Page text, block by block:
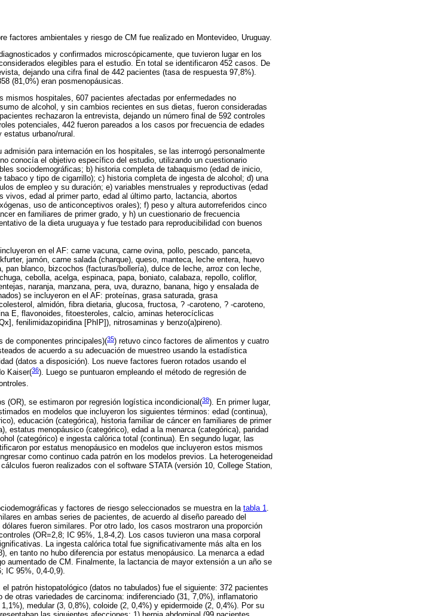
factores ambientales y riesgo de CM fue realizado en Montevideo, Uruguay.
y confirmados microscópicamente, que tuvieron lugar en los
elegibles para el estudio. En total se identificaron 452 casos. De
dejando una cifra final de 442 pacientes (tasa de respuesta 97,8%).
(81,0%) eran posmenopáusicas.
mismos hospitales, 607 pacientes afectadas por enfermedades no
de alcohol, y sin cambios recientes en sus dietas, fueron consideradas
rechazaron la entrevista, dejando un número final de 592 controles
potenciales, 442 fueron pareados a los casos por frecuencia de edades
estatus urbano/rural.
para internación en los hospitales, se las interrogó personalmente
conocía el objetivo específico del estudio, utilizando un cuestionario
sociodemográficas; b) historia completa de tabaquismo (edad de inicio,
y tipo de cigarrillo); c) historia completa de ingesta de alcohol; d) una
de empleo y su duración; e) variables menstruales y reproductivas (edad
vivos, edad al primer parto, edad al último parto, lactancia, abortos
uso de anticonceptivos orales); f) peso y altura autorreferidos cinco
en familiares de primer grado, y h) un cuestionario de frecuencia
de la dieta uruguaya y fue testado para reproducibilidad con buenos
en el AF: carne vacuna, carne ovina, pollo, pescado, panceta,
jamón, carne salada (charque), queso, manteca, leche entera, huevo
pan blanco, bizcochos (facturas/bollería), dulce de leche, arroz con leche,
cebolla, acelga, espinaca, papa, boniato, calabaza, repollo, coliflor,
naranja, manzana, pera, uva, durazno, banana, higo y ensalada de
se incluyeron en el AF: proteínas, grasa saturada, grasa
almidón, fibra dietaria, glucosa, fructosa, ? -caroteno, ? -caroteno,
E, flavonoides, fitoesteroles, calcio, aminas heterocíclicas
fenilimidazopiridina [PhIP]), nitrosaminas y benzo(a)pireno).
de componentes principales)(35) retuvo cinco factores de alimentos y cuatro
de acuerdo a su adecuación de muestreo usando la estadística
(datos a disposición). Los nueve factores fueron rotados usando el
Kaiser(36). Luego se puntuaron empleando el método de regresión de
(OR), se estimaron por regresión logística incondicional(38). En primer lugar,
en modelos que incluyeron los siguientes términos: edad (continua),
educación (categórica), historia familiar de cáncer en familiares de primer
estatus menopáusico (categórico), edad a la menarca (categórica), paridad
(categórico) e ingesta calórica total (continua). En segundo lugar, las
por estatus menopáusico en modelos que incluyeron estos mismos
como continuo cada patrón en los modelos previos. La heterogeneidad
fueron realizados con el software STATA (versión 10, College Station,
y factores de riesgo seleccionados se muestra en la tabla 1
en ambas series de pacientes, de acuerdo al diseño pareado del
fueron similares. Por otro lado, los casos mostraron una proporción
(OR=2,8; IC 95%, 1,8-4,2). Los casos tuvieron una masa corporal
La ingesta calórica total fue significativamente más alta en los
en tanto no hubo diferencia por estatus menopáusico. La menarca a edad
aumentado de CM. Finalmente, la lactancia de mayor extensión a un año se
IC 95%, 0,4-0,9).
patrón histopatológico (datos no tabulados) fue el siguiente: 372 pacientes
otras variedades de carcinoma: indiferenciado (31, 7,0%), inflamatorio
medular (3, 0,8%), coloide (2, 0,4%) y epidermoide (2, 0,4%). Por su